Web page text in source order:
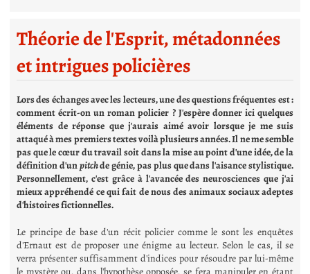
Théorie de l'Esprit, métadonnées
et intrigues policières
Lors des échanges avec les lecteurs, une des questions fréquentes est :
comment écrit-on un roman policier ? J'espère donner ici quelques
éléments de réponse que j'aurais aimé avoir lorsque je me suis
attaqué à mes premiers textes voilà plusieurs années. Il ne me semble
pas que le cœur du travail soit dans la mise au point d'une idée, de la
définition d'unpitchde génie, pas plus que dans l'aisance stylistique.
Personnellement, c'est grâce à l'avancée des neurosciences que j'ai
mieux appréhendé ce qui fait de nous des animaux sociaux adeptes
d'histoires fictionnelles.
Le principe de base d'un récit policier comme le sont les enquêtes
d'Ernaut est de proposer une énigme au lecteur. Selon le cas, il se
verra présenter suffisamment d'indices pour résoudre par lui-même